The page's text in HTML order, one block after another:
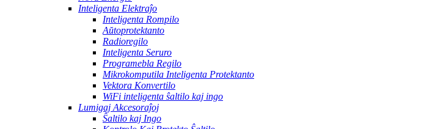
Inteligenta Elektraĵo
Inteligenta Rompilo
Aŭtoprotektanto
Radioregilo
Inteligenta Seruro
Programebla Regilo
Mikrokomputila Inteligenta Protektanto
Vektora Konvertilo
WiFi inteligenta ŝaltilo kaj ingo
Lumigaj Akcesoraĵoj
Ŝaltilo kaj Ingo